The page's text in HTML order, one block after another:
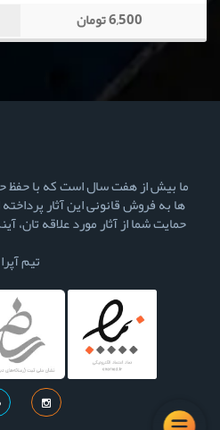
6,500 تومان
ما بیش از هفت سال است که با حفظ
ها به فروش قانونی این آثار
حمایت شما از آثار مورد علاقه تان،
تیم آپرا